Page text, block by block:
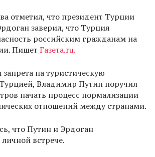
отметил, что президент Турции
заверил, что Турция
российским гражданам на
Пишет Газета.ru.
на туристическую
Владимир Путин поручил
начать процесс нормализации
отношений между странами.
что Путин и Эрдоган
встрече.